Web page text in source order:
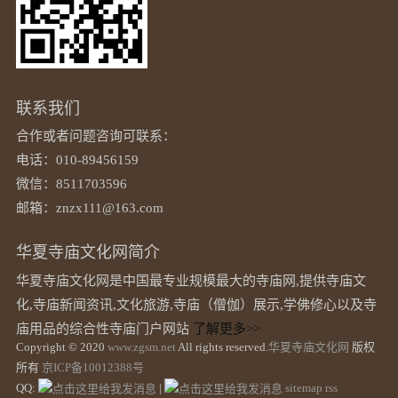
联系我们
合作或者问题咨询可联系：
电话：010-89456159
微信：8511703596
邮箱：znzx111@163.com
华夏寺庙文化网简介
华夏寺庙文化网是中国最专业规模最大的寺庙网,提供寺庙文
化,寺庙新闻资讯,文化旅游,寺庙（僧伽）展示,学佛修心以及寺
庙用品的综合性寺庙门户网站
了解更多>>
Copyright © 2020 www.zgsm.net All rights reserved. 华夏寺庙文化网 版权
所有 京ICP备10012388号
QQ:
| sitemap rss